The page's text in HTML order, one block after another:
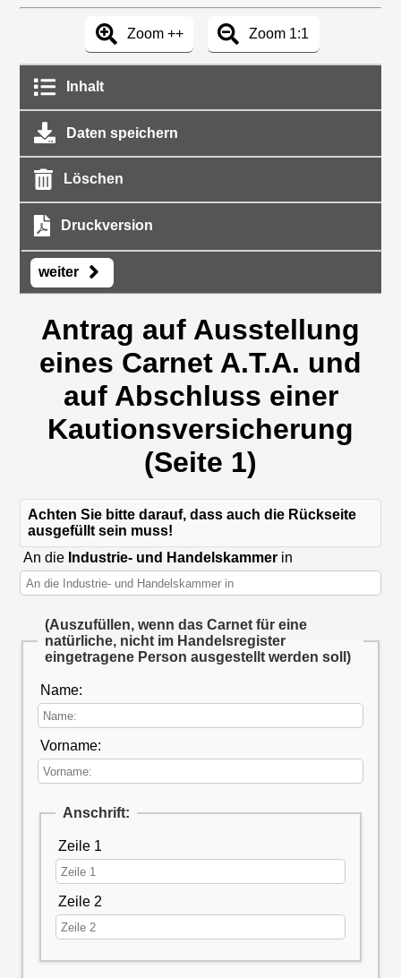
Zoom ++ Zoom 1:1
Inhalt
Daten speichern
Löschen
Druckversion
weiter
Antrag auf Ausstellung
eines Carnet A.T.A. und
auf Abschluss einer
Kautionsversicherung
(Seite 1)
Achten Sie bitte darauf, dass auch die Rückseite
ausgefüllt sein muss!
An die Industrie- und Handelskammerin
(Auszufüllen, wenn das Carnet für eine
natürliche, nicht im Handelsregister
eingetragene Person ausgestellt werden soll)
Name:
Vorname:
Anschrift:
Zeile 1
Zeile 2